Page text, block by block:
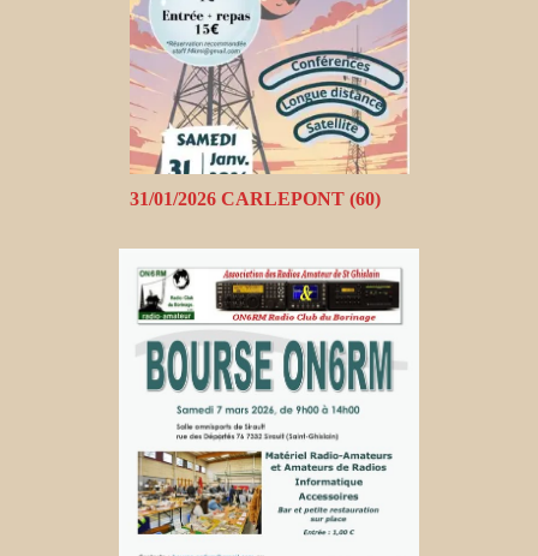
31/01/2026 CARLEPONT (60)